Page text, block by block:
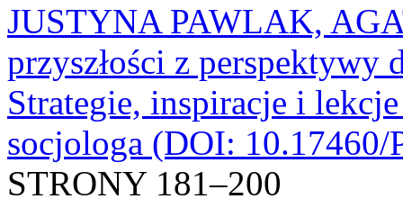
JUSTYNA PAWLAK,
przyszłości z perspektywy
Strategie, inspiracje i
socjologa (DOI: 10.17460/
STRONY 181–200